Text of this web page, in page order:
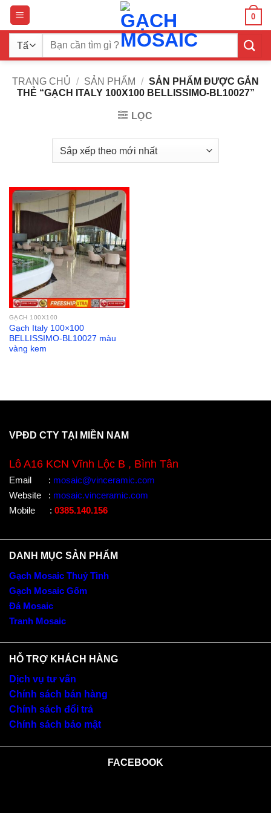
Bỏ
qua
nội
dung
0
Tìm
TRANG CHỦ / SẢN PHẨM / SẢN PHẨM ĐƯỢC GẮN
THẺ “GẠCH ITALY 100X100 BELLISSIMO-BL10027”
LỌC
GẠCH 100X100
Gạch Italy 100×100
BELLISSIMO-BL10027 màu
vàng kem
VPĐD CTY TẠI MIỀN NAM
Lô A16 KCN Vĩnh Lộc B , Bình Tân
Email : mosaic@vinceramic.com
Website
: mosaic.vinceramic.com
Mobile
: 0385.140.156
DANH MỤC SẢN PHẨM
Gạch Mosaic Thuỷ Tinh
Gạch Mosaic Gốm
Đá Mosaic
Tranh Mosaic
HỖ TRỢ KHÁCH HÀNG
Dịch vụ tư vấn
Chính sách bán hàng
Chính sách đổi trả
Chính sách bảo mật
FACEBOOK